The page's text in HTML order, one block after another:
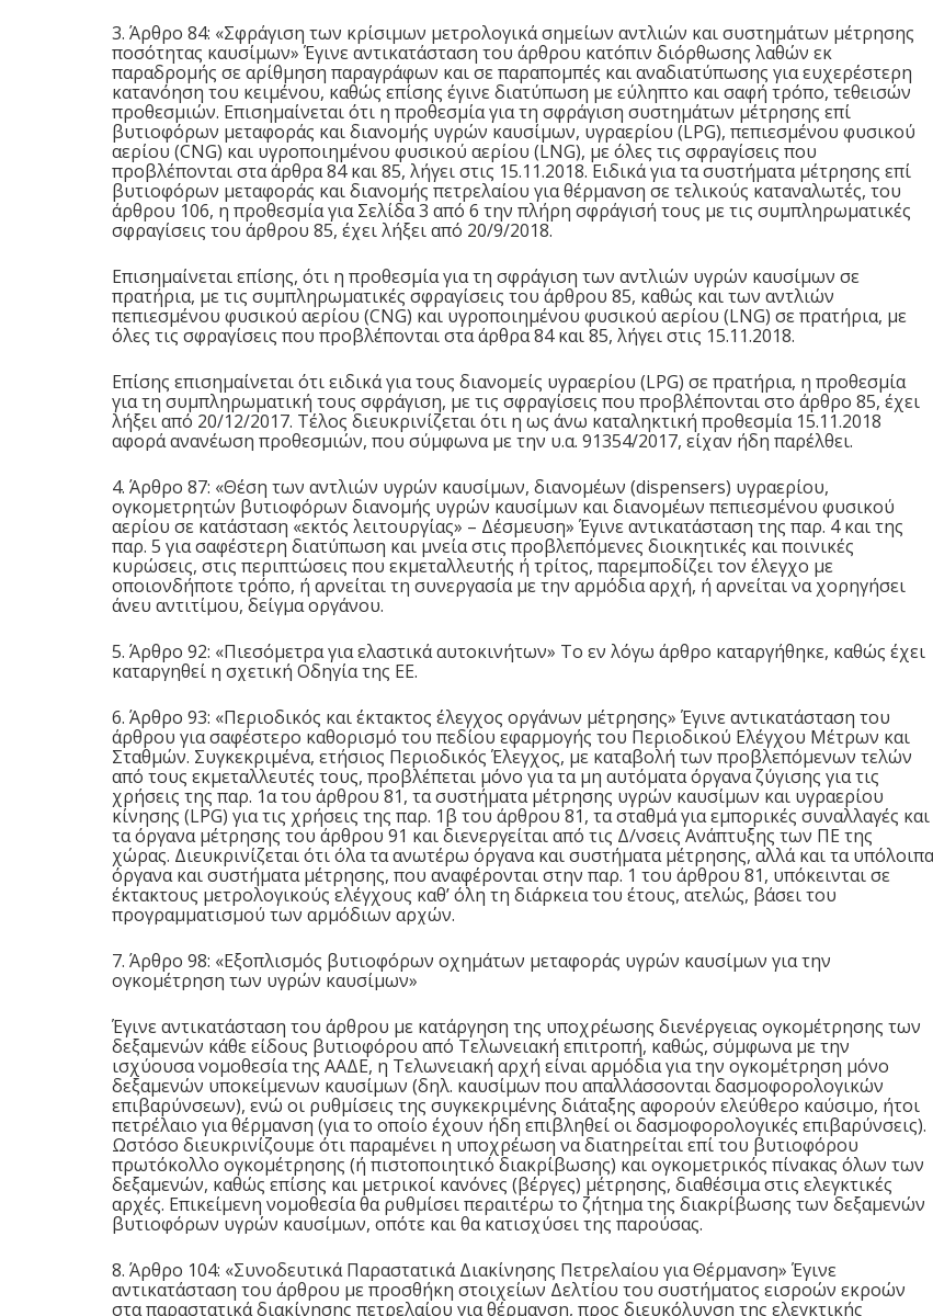
3. Άρθρο 84: «Σφράγιση των κρίσιμων μετρολογικά σημείων αντλιών και συστημάτων μέτρησης
ποσότητας καυσίμων» Έγινε αντικατάσταση του άρθρου κατόπιν διόρθωσης λαθών εκ
παραδρομής σε αρίθμηση παραγράφων και σε παραπομπές και αναδιατύπωσης για ευχερέστερη
κατανόηση του κειμένου, καθώς επίσης έγινε διατύπωση με εύληπτο και σαφή τρόπο, τεθεισών
προθεσμιών. Επισημαίνεται ότι η προθεσμία για τη σφράγιση συστημάτων μέτρησης επί
βυτιοφόρων μεταφοράς και διανομής υγρών καυσίμων, υγραερίου (LPG), πεπιεσμένου φυσικού
αερίου (CNG) και υγροποιημένου φυσικού αερίου (LNG), με όλες τις σφραγίσεις που
προβλέπονται στα άρθρα 84 και 85, λήγει στις 15.11.2018. Ειδικά για τα συστήματα μέτρησης επί
βυτιοφόρων μεταφοράς και διανομής πετρελαίου για θέρμανση σε τελικούς καταναλωτές, του
άρθρου 106, η προθεσμία για Σελίδα 3 από 6 την πλήρη σφράγισή τους με τις συμπληρωματικές
σφραγίσεις του άρθρου 85, έχει λήξει από 20/9/2018.
Επισημαίνεται επίσης, ότι η προθεσμία για τη σφράγιση των αντλιών υγρών καυσίμων σε
πρατήρια, με τις συμπληρωματικές σφραγίσεις του άρθρου 85, καθώς και των αντλιών
πεπιεσμένου φυσικού αερίου (CNG) και υγροποιημένου φυσικού αερίου (LNG) σε πρατήρια, με
όλες τις σφραγίσεις που προβλέπονται στα άρθρα 84 και 85, λήγει στις 15.11.2018.
Επίσης επισημαίνεται ότι ειδικά για τους διανομείς υγραερίου (LPG) σε πρατήρια, η προθεσμία
για τη συμπληρωματική τους σφράγιση, με τις σφραγίσεις που προβλέπονται στο άρθρο 85, έχει
λήξει από 20/12/2017. Τέλος διευκρινίζεται ότι η ως άνω καταληκτική προθεσμία 15.11.2018
αφορά ανανέωση προθεσμιών, που σύμφωνα με την υ.α. 91354/2017, είχαν ήδη παρέλθει.
4. Άρθρο 87: «Θέση των αντλιών υγρών καυσίμων, διανομέων (dispensers) υγραερίου,
ογκομετρητών βυτιοφόρων διανομής υγρών καυσίμων και διανομέων πεπιεσμένου φυσικού
αερίου σε κατάσταση «εκτός λειτουργίας» – Δέσμευση» Έγινε αντικατάσταση της παρ. 4 και της
παρ. 5 για σαφέστερη διατύπωση και μνεία στις προβλεπόμενες διοικητικές και ποινικές
κυρώσεις, στις περιπτώσεις που εκμεταλλευτής ή τρίτος, παρεμποδίζει τον έλεγχο με
οποιονδήποτε τρόπο, ή αρνείται τη συνεργασία με την αρμόδια αρχή, ή αρνείται να χορηγήσει
άνευ αντιτίμου, δείγμα οργάνου.
5. Άρθρο 92: «Πιεσόμετρα για ελαστικά αυτοκινήτων» Το εν λόγω άρθρο καταργήθηκε, καθώς έχει
καταργηθεί η σχετική Οδηγία της ΕΕ.
6. Άρθρο 93: «Περιοδικός και έκτακτος έλεγχος οργάνων μέτρησης» Έγινε αντικατάσταση του
άρθρου για σαφέστερο καθορισμό του πεδίου εφαρμογής του Περιοδικού Ελέγχου Μέτρων και
Σταθμών. Συγκεκριμένα, ετήσιος Περιοδικός Έλεγχος, με καταβολή των προβλεπόμενων τελών
από τους εκμεταλλευτές τους, προβλέπεται μόνο για τα μη αυτόματα όργανα ζύγισης για τις
χρήσεις της παρ. 1α του άρθρου 81, τα συστήματα μέτρησης υγρών καυσίμων και υγραερίου
κίνησης (LPG) για τις χρήσεις της παρ. 1β του άρθρου 81, τα σταθμά για εμπορικές συναλλαγές και
τα όργανα μέτρησης του άρθρου 91 και διενεργείται από τις Δ/νσεις Ανάπτυξης των ΠΕ της
χώρας. Διευκρινίζεται ότι όλα τα ανωτέρω όργανα και συστήματα μέτρησης, αλλά και τα υπόλοιπα
όργανα και συστήματα μέτρησης, που αναφέρονται στην παρ. 1 του άρθρου 81, υπόκεινται σε
έκτακτους μετρολογικούς ελέγχους καθ’ όλη τη διάρκεια του έτους, ατελώς, βάσει του
προγραμματισμού των αρμόδιων αρχών.
7. Άρθρο 98: «Εξοπλισμός βυτιοφόρων οχημάτων μεταφοράς υγρών καυσίμων για την
ογκομέτρηση των υγρών καυσίμων»
Έγινε αντικατάσταση του άρθρου με κατάργηση της υποχρέωσης διενέργειας ογκομέτρησης των
δεξαμενών κάθε είδους βυτιοφόρου από Τελωνειακή επιτροπή, καθώς, σύμφωνα με την
ισχύουσα νομοθεσία της ΑΑΔΕ, η Τελωνειακή αρχή είναι αρμόδια για την ογκομέτρηση μόνο
δεξαμενών υποκείμενων καυσίμων (δηλ. καυσίμων που απαλλάσσονται δασμοφορολογικών
επιβαρύνσεων), ενώ οι ρυθμίσεις της συγκεκριμένης διάταξης αφορούν ελεύθερο καύσιμο, ήτοι
πετρέλαιο για θέρμανση (για το οποίο έχουν ήδη επιβληθεί οι δασμοφορολογικές επιβαρύνσεις).
Ωστόσο διευκρινίζουμε ότι παραμένει η υποχρέωση να διατηρείται επί του βυτιοφόρου
πρωτόκολλο ογκομέτρησης (ή πιστοποιητικό διακρίβωσης) και ογκομετρικός πίνακας όλων των
δεξαμενών, καθώς επίσης και μετρικοί κανόνες (βέργες) μέτρησης, διαθέσιμα στις ελεγκτικές
αρχές. Επικείμενη νομοθεσία θα ρυθμίσει περαιτέρω το ζήτημα της διακρίβωσης των δεξαμενών
βυτιοφόρων υγρών καυσίμων, οπότε και θα κατισχύσει της παρούσας.
8. Άρθρο 104: «Συνοδευτικά Παραστατικά Διακίνησης Πετρελαίου για Θέρμανση» Έγινε
αντικατάσταση του άρθρου με προσθήκη στοιχείων Δελτίου του συστήματος εισροών εκροών
στα παραστατικά διακίνησης πετρελαίου για θέρμανση, προς διευκόλυνση της ελεγκτικής